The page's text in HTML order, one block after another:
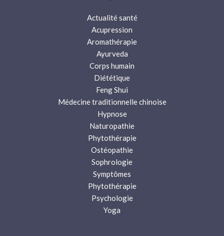
Actualité santé
Acupression
Aromathérapie
Ayurveda
Corps humain
Diététique
Feng Shui
Médecine traditionnelle chinoise
Hypnose
Naturopathie
Phytothérapie
Ostéopathie
Sophrologie
Symptômes
Phytothérapie
Psychologie
Yoga